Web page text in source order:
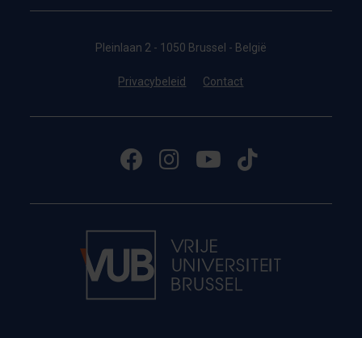
Pleinlaan 2 - 1050 Brussel - België
Privacybeleid Contact